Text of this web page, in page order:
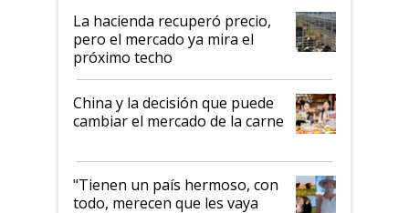
La hacienda recuperó precio,
pero el mercado ya mira el
próximo techo
China y la decisión que puede
cambiar el mercado de la carne
"Tienen un país hermoso, con
todo, merecen que les vaya